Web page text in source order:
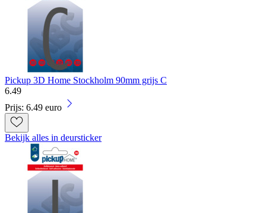
Pickup 3D Home Stockholm 90mm grijs C
6.49
Prijs: 6.49 euro
Bekijk alles in deursticker